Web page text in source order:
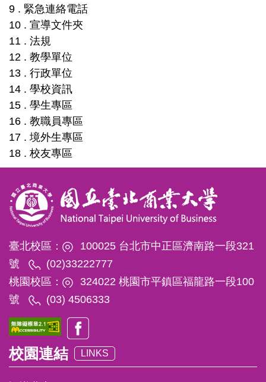
9 . 緊急連絡電話
10 . 宣導文件夾
11 . 法規
12 . 教學單位
13 . 行政單位
14 . 學校資訊
15 . 學生專區
16 . 教職員專區
17 . 境外生專區
18 . 校友專區
臺北校區：
100025 台北市中正區濟南路一段321
號
(02)33222777
桃園校區：
324022 桃園市平鎮區福龍路一段100
號
(03) 4506333
校園連結 LINKS